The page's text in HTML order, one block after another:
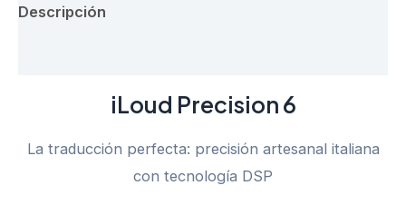
Descripción
iLoud Precision 6
La traducción perfecta: precisión artesanal italiana
con tecnología DSP